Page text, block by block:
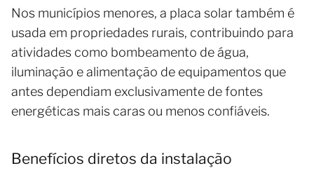
Nos municípios menores, a placa solar também é
usada em propriedades rurais, contribuindo para
atividades como bombeamento de água,
iluminação e alimentação de equipamentos que
antes dependiam exclusivamente de fontes
energéticas mais caras ou menos confiáveis.
Benefícios diretos da instalação